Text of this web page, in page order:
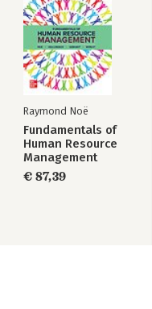
Raymond Noë
Fundamentals of
Human Resource
Management
€ 87,39